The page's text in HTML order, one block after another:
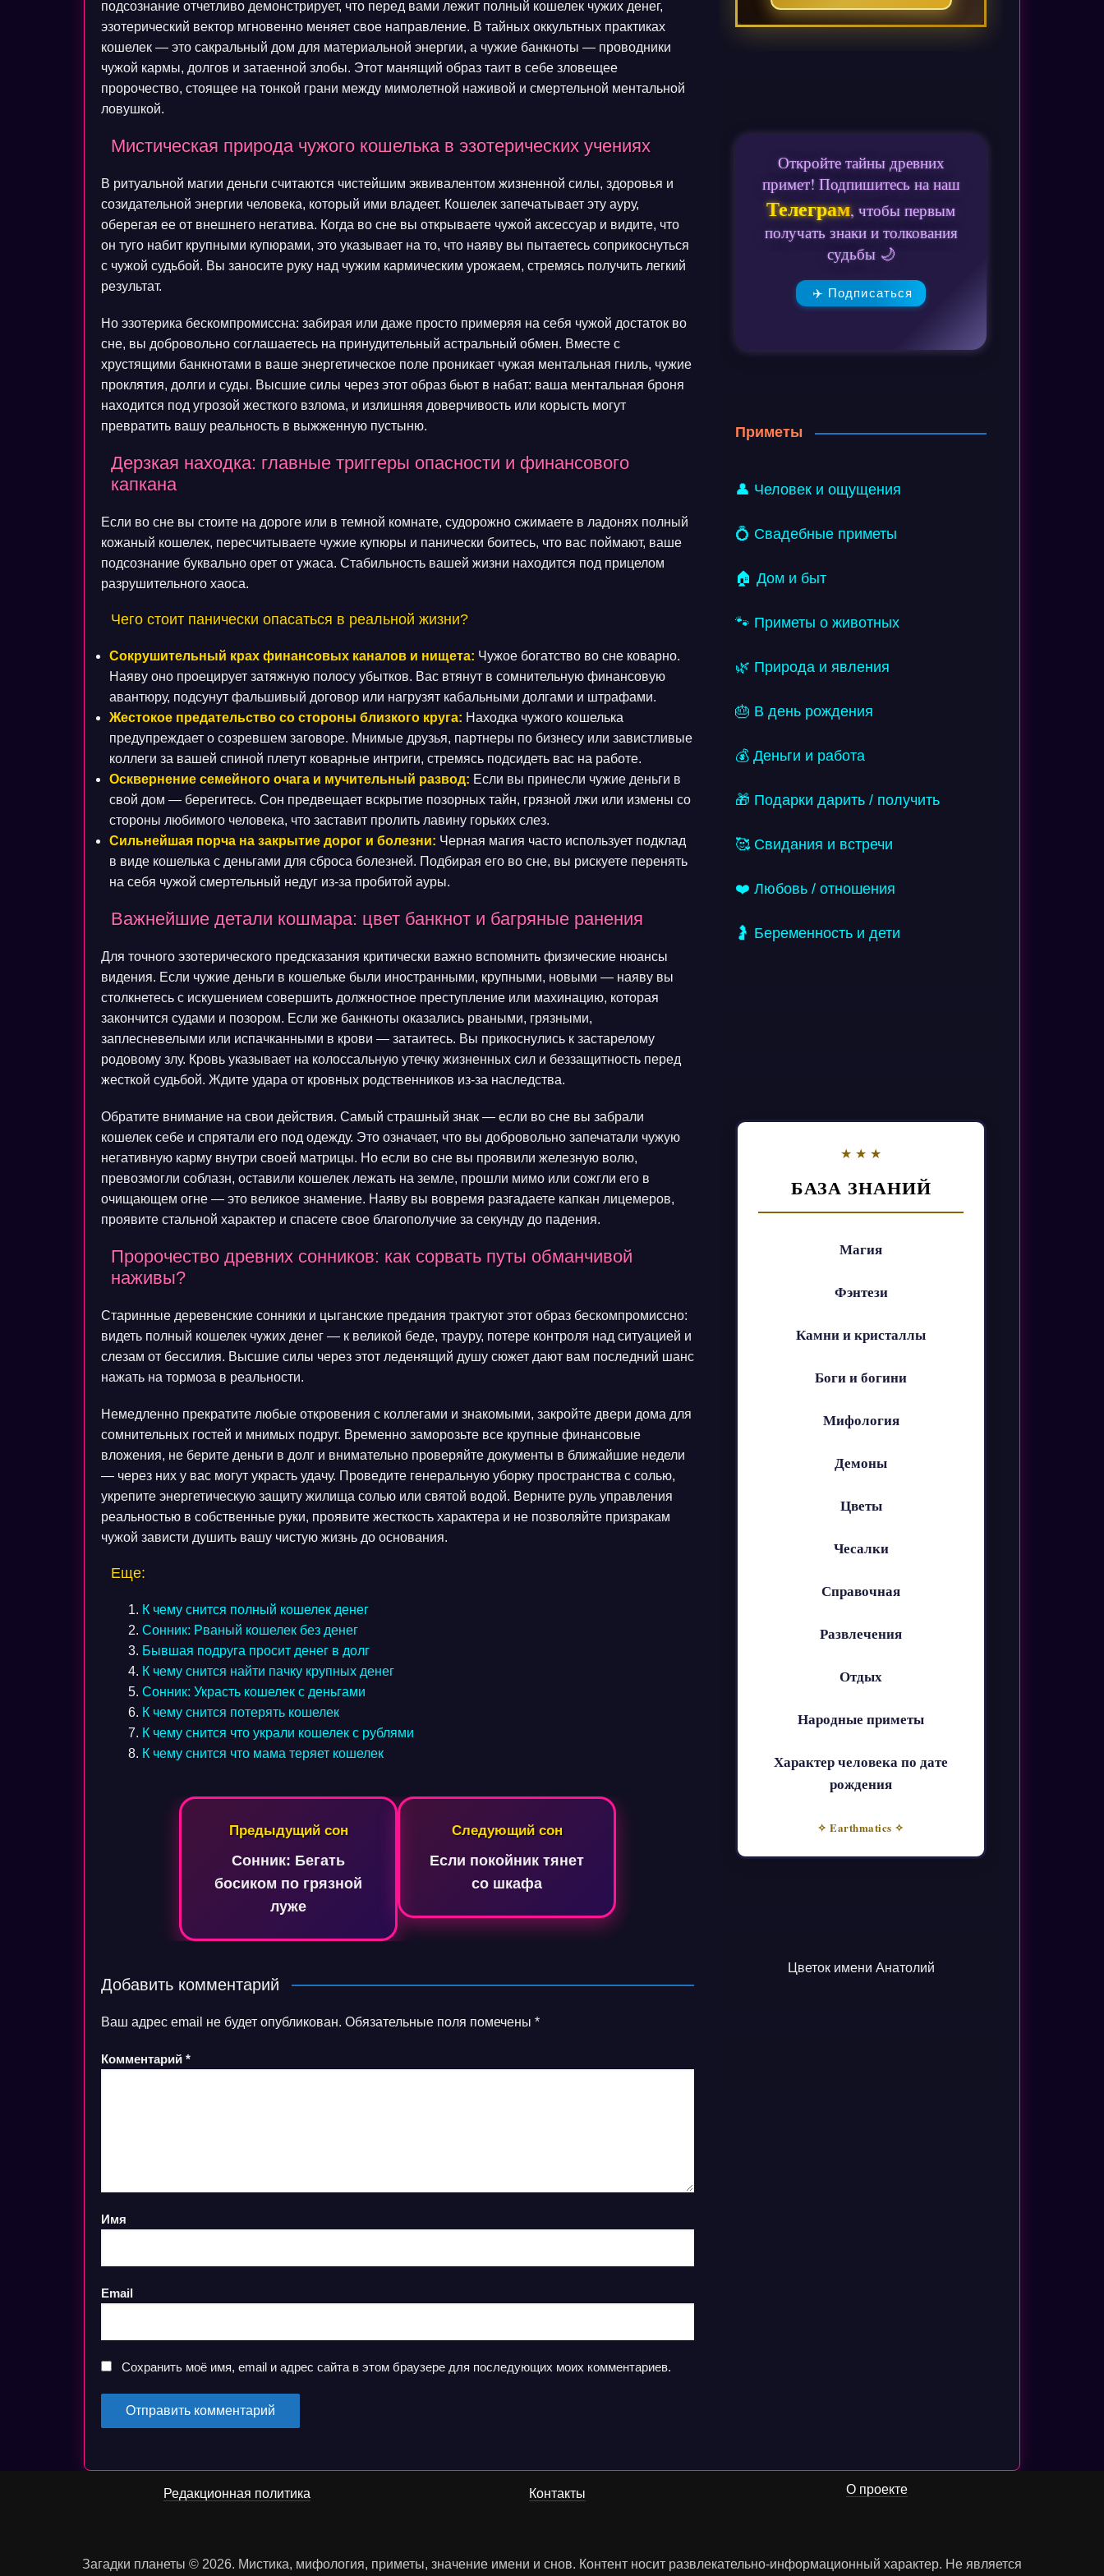
подсознание отчетливо демонстрирует, что перед вами лежит полный кошелек чужих денег,
эзотерический вектор мгновенно меняет свое направление. В тайных оккультных практиках
кошелек — это сакральный дом для материальной энергии, а чужие банкноты — проводники
чужой кармы, долгов и затаенной злобы. Этот манящий образ таит в себе зловещее
пророчество, стоящее на тонкой грани между мимолетной наживой и смертельной ментальной
ловушкой.
Мистическая природа чужого кошелька в эзотерических учениях
В ритуальной магии деньги считаются чистейшим эквивалентом жизненной силы, здоровья и
созидательной энергии человека, который ими владеет. Кошелек запечатывает эту ауру,
оберегая ее от внешнего негатива. Когда во сне вы открываете чужой аксессуар и видите, что
он туго набит крупными купюрами, это указывает на то, что наяву вы пытаетесь соприкоснуться
с чужой судьбой. Вы заносите руку над чужим кармическим урожаем, стремясь получить легкий
результат.
Но эзотерика бескомпромиссна: забирая или даже просто примеряя на себя чужой достаток во
сне, вы добровольно соглашаетесь на принудительный астральный обмен. Вместе с
хрустящими банкнотами в ваше энергетическое поле проникает чужая ментальная гниль, чужие
проклятия, долги и суды. Высшие силы через этот образ бьют в набат: ваша ментальная броня
находится под угрозой жесткого взлома, и излишняя доверчивость или корысть могут
превратить вашу реальность в выжженную пустыню.
Дерзкая находка: главные триггеры опасности и финансового
капкана
Если во сне вы стоите на дороге или в темной комнате, судорожно сжимаете в ладонях полный
кожаный кошелек, пересчитываете чужие купюры и панически боитесь, что вас поймают, ваше
подсознание буквально орет от ужаса. Стабильность вашей жизни находится под прицелом
разрушительного хаоса.
Чего стоит панически опасаться в реальной жизни?
Сокрушительный крах финансовых каналов и нищета: Чужое богатство во сне коварно.
Наяву оно проецирует затяжную полосу убытков. Вас втянут в сомнительную финансовую
авантюру, подсунут фальшивый договор или нагрузят кабальными долгами и штрафами.
Жестокое предательство со стороны близкого круга: Находка чужого кошелька
предупреждает о созревшем заговоре. Мнимые друзья, партнеры по бизнесу или завистливые
коллеги за вашей спиной плетут коварные интриги, стремясь подсидеть вас на работе.
Осквернение семейного очага и мучительный развод: Если вы принесли чужие деньги в
свой дом — берегитесь. Сон предвещает вскрытие позорных тайн, грязной лжи или измены со
стороны любимого человека, что заставит пролить лавину горьких слез.
Сильнейшая порча на закрытие дорог и болезни: Черная магия часто использует подклад
в виде кошелька с деньгами для сброса болезней. Подбирая его во сне, вы рискуете перенять
на себя чужой смертельный недуг из-за пробитой ауры.
Важнейшие детали кошмара: цвет банкнот и багряные ранения
Для точного эзотерического предсказания критически важно вспомнить физические нюансы
видения. Если чужие деньги в кошельке были иностранными, крупными, новыми — наяву вы
столкнетесь с искушением совершить должностное преступление или махинацию, которая
закончится судами и позором. Если же банкноты оказались рваными, грязными,
заплесневелыми или испачканными в крови — затаитесь. Вы прикоснулись к застарелому
родовому злу. Кровь указывает на колоссальную утечку жизненных сил и беззащитность перед
жесткой судьбой. Ждите удара от кровных родственников из-за наследства.
Обратите внимание на свои действия. Самый страшный знак — если во сне вы забрали
кошелек себе и спрятали его под одежду. Это означает, что вы добровольно запечатали чужую
негативную карму внутри своей матрицы. Но если во сне вы проявили железную волю,
превозмогли соблазн, оставили кошелек лежать на земле, прошли мимо или сожгли его в
очищающем огне — это великое знамение. Наяву вы вовремя разгадаете капкан лицемеров,
проявите стальной характер и спасете свое благополучие за секунду до падения.
Пророчество древних сонников: как сорвать путы обманчивой
наживы?
Старинные деревенские сонники и цыганские предания трактуют этот образ бескомпромиссно:
видеть полный кошелек чужих денег — к великой беде, трауру, потере контроля над ситуацией и
слезам от бессилия. Высшие силы через этот леденящий душу сюжет дают вам последний шанс
нажать на тормоза в реальности.
Немедленно прекратите любые откровения с коллегами и знакомыми, закройте двери дома для
сомнительных гостей и мнимых подруг. Временно заморозьте все крупные финансовые
вложения, не берите деньги в долг и внимательно проверяйте документы в ближайшие недели
— через них у вас могут украсть удачу. Проведите генеральную уборку пространства с солью,
укрепите энергетическую защиту жилища солью или святой водой. Верните руль управления
реальностью в собственные руки, проявите жесткость характера и не позволяйте призракам
чужой зависти душить вашу чистую жизнь до основания.
Еще:
К чему снится полный кошелек денег
Сонник: Рваный кошелек без денег
Бывшая подруга просит денег в долг
К чему снится найти пачку крупных денег
Сонник: Украсть кошелек с деньгами
К чему снится потерять кошелек
К чему снится что украли кошелек с рублями
К чему снится что мама теряет кошелек
Навигация
Предыдущий сон
Сонник: Бегать
босиком по грязной
луже
Следующий сон
Если покойник тянет
со шкафа
Добавить комментарий
Ваш адрес email не будет опубликован. Обязательные поля помечены *
Комментарий *
Имя
Email
Сохранить моё имя, email и адрес сайта в этом браузере для последующих моих комментариев.
Откройте тайны древних
примет! Подпишитесь на наш
Телеграм, чтобы первым
получать знаки и толкования
судьбы 🌙
✈️ Подписаться
Приметы
👤 Человек и ощущения
💍 Свадебные приметы
🏠 Дом и быт
🐾 Приметы о животных
🌿 Природа и явления
🎂 В день рождения
💰 Деньги и работа
🎁 Подарки дарить / получить
🥰 Свидания и встречи
❤️ Любовь / отношения
🤰 Беременность и дети
БАЗА ЗНАНИЙ
Магия
Фэнтези
Камни и кристаллы
Боги и богини
Мифология
Демоны
Цветы
Чесалки
Справочная
Развлечения
Отдых
Народные приметы
Характер человека по дате
рождения
✧ Earthmatics ✧
Цветок имени Анатолий
Редакционная политика Контакты О проекте
Загадки планеты © 2026. Мистика, мифология, приметы, значение имени и снов. Контент носит развлекательно-информационный характер. Не является